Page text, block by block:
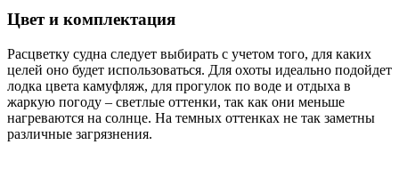
Цвет и комплектация
Расцветку судна следует выбирать с учетом того, для каких
целей оно будет использоваться. Для охоты идеально подойдет
лодка цвета камуфляж, для прогулок по воде и отдыха в
жаркую погоду – светлые оттенки, так как они меньше
нагреваются на солнце. На темных оттенках не так заметны
различные загрязнения.